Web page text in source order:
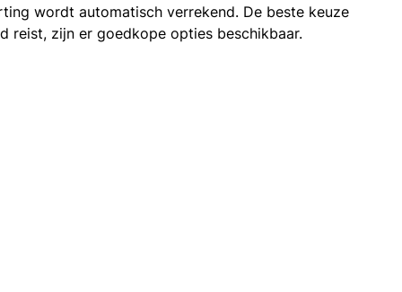
wordt automatisch verrekend. De beste keuze
reist, zijn er goedkope opties beschikbaar.